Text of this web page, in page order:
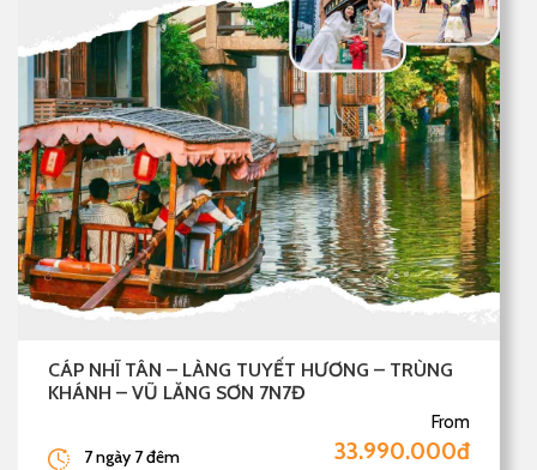
CÁP NHĨ TÂN – LÀNG TUYẾT HƯƠNG – TRÙNG
KHÁNH – VŨ LĂNG SƠN 7N7Đ
From
33.990.000đ
7 ngày 7 đêm